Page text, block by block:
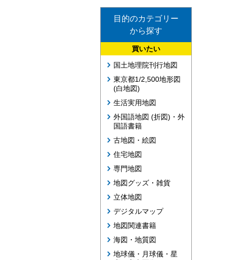
目的のカテゴリー
から探す
買いたい
国土地理院刊行地図
東京都1/2,500地形図
(白地図)
生活実用地図
外国語地図 (折図)・外
国語書籍
古地図・絵図
住宅地図
専門地図
地図グッズ・雑貨
立体地図
デジタルマップ
地図関連書籍
海図・地質図
地球儀・月球儀・星